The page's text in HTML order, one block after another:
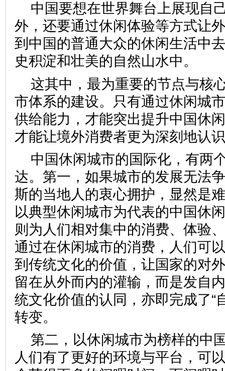
中国要想在世界舞台上展现自
外，还要通过休闲体验等方式让
到中国的普通大众的休闲生活中
史积淀和壮美的自然山水中
这其中，最为重要的节点与核
市体系的建设。只有通过休闲城
供给能力，才能突出提升中国休
才能让境外消费者更为深刻
中国休闲城市的国际化，有两
达。第一，如果城市的发展无法
斯的当地人的衷心拥护，显然是
以典型休闲城市为代表的中国休
则为人们相对集中的消费、体验
通过在休闲城市的消费，人们可
到传统文化的价值，让国家的对
留在从外而内的灌输，而是发自
统文化价值的认同，亦即完成了“
转变。
第二，以休闲城市为榜样的中
人们有了更好的环境与平台，可